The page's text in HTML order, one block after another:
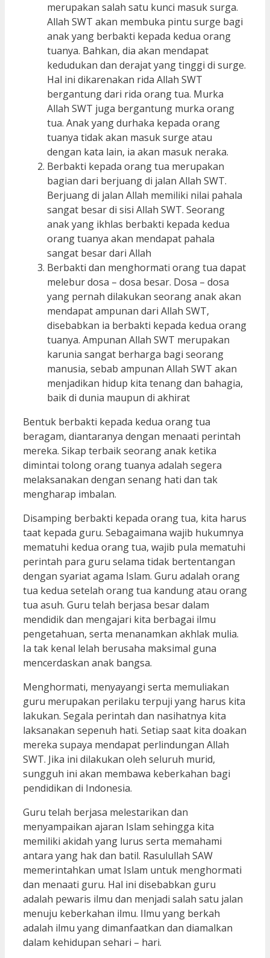
merupakan salah satu kunci masuk surga.
Allah SWT akan membuka pintu surge bagi
anak yang berbakti kepada kedua orang
tuanya. Bahkan, dia akan mendapat
kedudukan dan derajat yang tinggi di surge.
Hal ini dikarenakan rida Allah SWT
bergantung dari rida orang tua. Murka
Allah SWT juga bergantung murka orang
tua. Anak yang durhaka kepada orang
tuanya tidak akan masuk surge atau
dengan kata lain, ia akan masuk neraka.
Berbakti kepada orang tua merupakan
bagian dari berjuang di jalan Allah SWT.
Berjuang di jalan Allah memiliki nilai pahala
sangat besar di sisi Allah SWT. Seorang
anak yang ikhlas berbakti kepada kedua
orang tuanya akan mendapat pahala
sangat besar dari Allah
Berbakti dan menghormati orang tua dapat
melebur dosa – dosa besar. Dosa – dosa
yang pernah dilakukan seorang anak akan
mendapat ampunan dari Allah SWT,
disebabkan ia berbakti kepada kedua orang
tuanya. Ampunan Allah SWT merupakan
karunia sangat berharga bagi seorang
manusia, sebab ampunan Allah SWT akan
menjadikan hidup kita tenang dan bahagia,
baik di dunia maupun di akhirat
Bentuk berbakti kepada kedua orang tua
beragam, diantaranya dengan menaati perintah
mereka. Sikap terbaik seorang anak ketika
dimintai tolong orang tuanya adalah segera
melaksanakan dengan senang hati dan tak
mengharap imbalan.
Disamping berbakti kepada orang tua, kita harus
taat kepada guru. Sebagaimana wajib hukumnya
mematuhi kedua orang tua, wajib pula mematuhi
perintah para guru selama tidak bertentangan
dengan syariat agama Islam. Guru adalah orang
tua kedua setelah orang tua kandung atau orang
tua asuh. Guru telah berjasa besar dalam
mendidik dan mengajari kita berbagai ilmu
pengetahuan, serta menanamkan akhlak mulia.
Ia tak kenal lelah berusaha maksimal guna
mencerdaskan anak bangsa.
Menghormati, menyayangi serta memuliakan
guru merupakan perilaku terpuji yang harus kita
lakukan. Segala perintah dan nasihatnya kita
laksanakan sepenuh hati. Setiap saat kita doakan
mereka supaya mendapat perlindungan Allah
SWT. Jika ini dilakukan oleh seluruh murid,
sungguh ini akan membawa keberkahan bagi
pendidikan di Indonesia.
Guru telah berjasa melestarikan dan
menyampaikan ajaran Islam sehingga kita
memiliki akidah yang lurus serta memahami
antara yang hak dan batil. Rasulullah SAW
memerintahkan umat Islam untuk menghormati
dan menaati guru. Hal ini disebabkan guru
adalah pewaris ilmu dan menjadi salah satu jalan
menuju keberkahan ilmu. Ilmu yang berkah
adalah ilmu yang dimanfaatkan dan diamalkan
dalam kehidupan sehari – hari.